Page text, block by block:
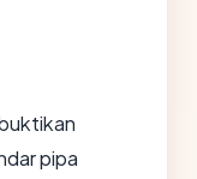
pipa